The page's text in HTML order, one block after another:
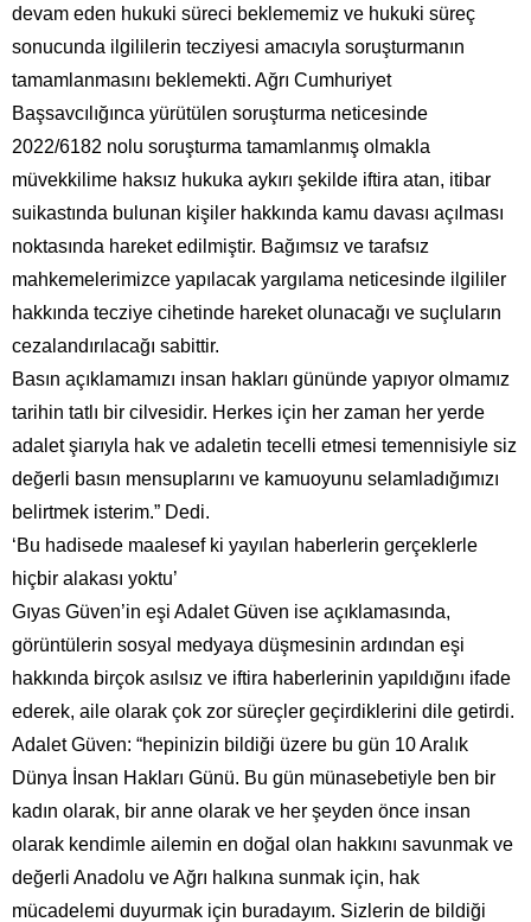
devam eden hukuki süreci beklememiz ve hukuki süreç
sonucunda ilgililerin tecziyesi amacıyla soruşturmanın
tamamlanmasını beklemekti. Ağrı Cumhuriyet
Başsavcılığınca yürütülen soruşturma neticesinde
2022/6182 nolu soruşturma tamamlanmış olmakla
müvekkilime haksız hukuka aykırı şekilde iftira atan, itibar
suikastında bulunan kişiler hakkında kamu davası açılması
noktasında hareket edilmiştir. Bağımsız ve tarafsız
mahkemelerimizce yapılacak yargılama neticesinde ilgililer
hakkında tecziye cihetinde hareket olunacağı ve suçluların
cezalandırılacağı sabittir.
Basın açıklamamızı insan hakları gününde yapıyor olmamız
tarihin tatlı bir cilvesidir. Herkes için her zaman her yerde
adalet şiarıyla hak ve adaletin tecelli etmesi temennisiyle siz
değerli basın mensuplarını ve kamuoyunu selamladığımızı
belirtmek isterim.” Dedi.
‘Bu hadisede maalesef ki yayılan haberlerin gerçeklerle
hiçbir alakası yoktu’
Gıyas Güven’in eşi Adalet Güven ise açıklamasında,
görüntülerin sosyal medyaya düşmesinin ardından eşi
hakkında birçok asılsız ve iftira haberlerinin yapıldığını ifade
ederek, aile olarak çok zor süreçler geçirdiklerini dile getirdi.
Adalet Güven: “hepinizin bildiği üzere bu gün 10 Aralık
Dünya İnsan Hakları Günü. Bu gün münasebetiyle ben bir
kadın olarak, bir anne olarak ve her şeyden önce insan
olarak kendimle ailemin en doğal olan hakkını savunmak ve
değerli Anadolu ve Ağrı halkına sunmak için, hak
mücadelemi duyurmak için buradayım. Sizlerin de bildiği